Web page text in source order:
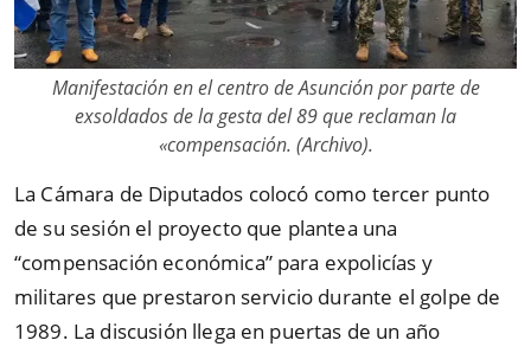
Manifestación en el centro de Asunción por parte de
exsoldados de la gesta del 89 que reclaman la
«compensación. (Archivo).
La Cámara de Diputados colocó como tercer punto
de su sesión el proyecto que plantea una
“compensación económica” para expolicías y
militares que prestaron servicio durante el golpe de
1989. La discusión llega en puertas de un año